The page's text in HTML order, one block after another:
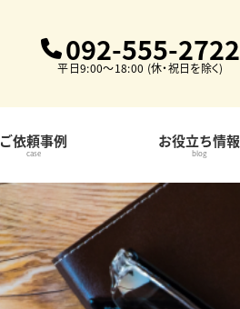
092-555-2722
平日9:00〜18:00 (休・祝日を除く)
ご依頼事例
case
お役立ち情報
blog